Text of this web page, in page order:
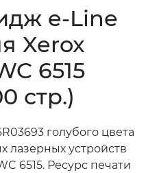
e-Line
Xerox
6515
стр.)
голубого цвета
лазерных устройств
6515. Ресурс печати